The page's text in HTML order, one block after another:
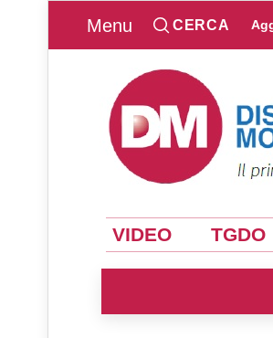
Menu CERCA
VIDEO TGDO